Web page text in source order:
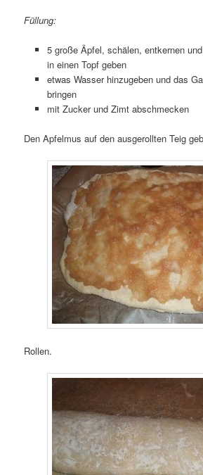
Füllung:
5 große Äpfel, schälen, entkernen
in einen Topf geben
etwas Wasser hinzugeben und das
bringen
mit Zucker und Zimt abschmecken
Den Apfelmus auf den ausgerollten Teig
Rollen.